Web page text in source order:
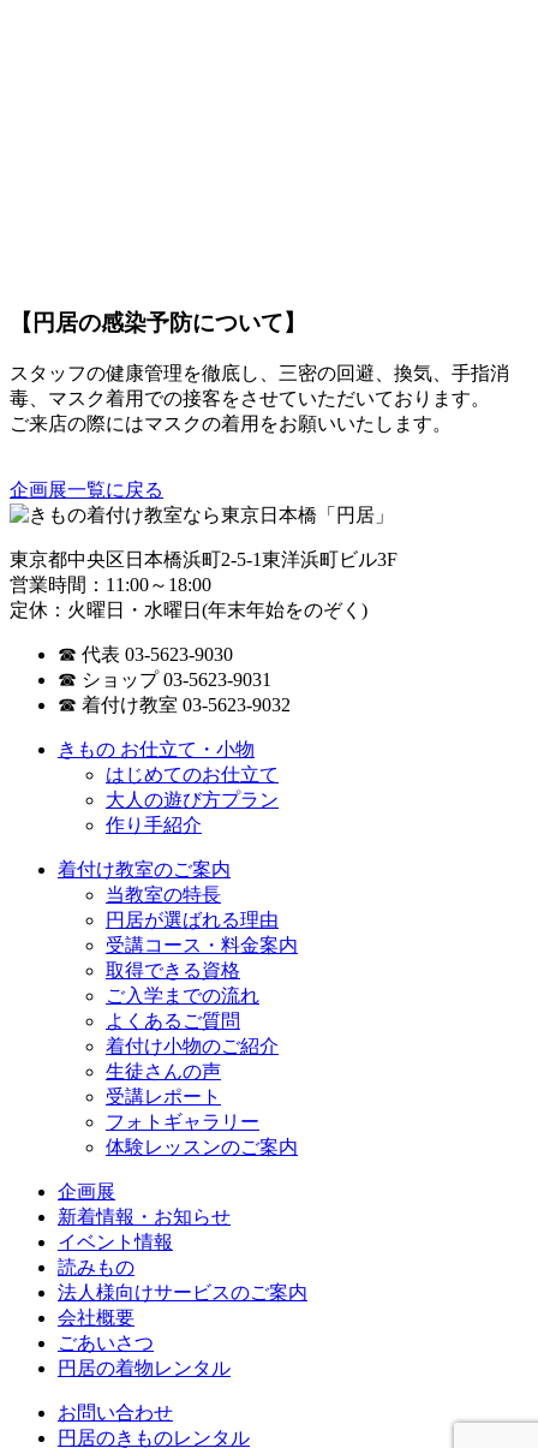
【円居の感染予防について】
スタッフの健康管理を徹底し、三密の回避、換気、手指消
毒、マスク着用での接客をさせていただいております。
ご来店の際にはマスクの着用をお願いいたします。
企画展一覧に戻る
東京都中央区日本橋浜町2-5-1東洋浜町ビル3F
営業時間：11:00～18:00
定休：火曜日・水曜日(年末年始をのぞく)
☎ 代表 03-5623-9030
☎ ショップ 03-5623-9031
☎ 着付け教室 03-5623-9032
きもの お仕立て・小物
はじめてのお仕立て
大人の遊び方プラン
作り手紹介
着付け教室のご案内
当教室の特長
円居が選ばれる理由
受講コース・料金案内
取得できる資格
ご入学までの流れ
よくあるご質問
着付け小物のご紹介
生徒さんの声
受講レポート
フォトギャラリー
体験レッスンのご案内
企画展
新着情報・お知らせ
イベント情報
読みもの
法人様向けサービスのご案内
会社概要
ごあいさつ
円居の着物レンタル
お問い合わせ
円居のきものレンタル